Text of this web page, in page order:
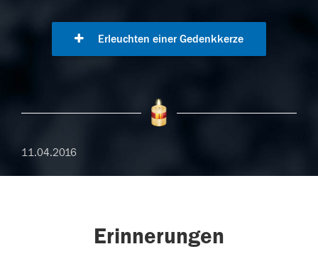
Erleuchten einer Gedenkkerze
11.04.2016
Erinnerungen